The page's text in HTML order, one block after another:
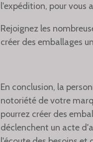
l'expédition, pour vous
Rejoignez les
créer des emballages
En conclusion, la
notoriété de votre
pourrez créer des
déclenchent un acte